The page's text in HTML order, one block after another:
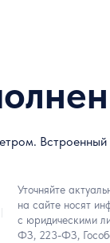
Встроенный
Уточняйте
на сайте носят
с юридическими
ФЗ, 223-ФЗ,